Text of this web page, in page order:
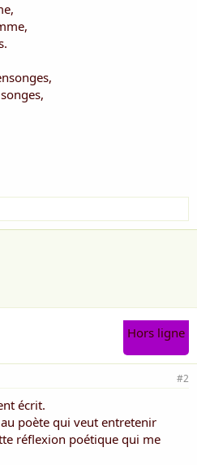
Hors ligne
#2
écrit.
poète qui veut entretenir
réflexion poétique qui me